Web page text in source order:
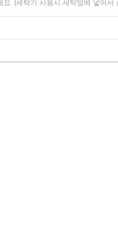
. (세탁기 사용시 세탁망에 넣어서